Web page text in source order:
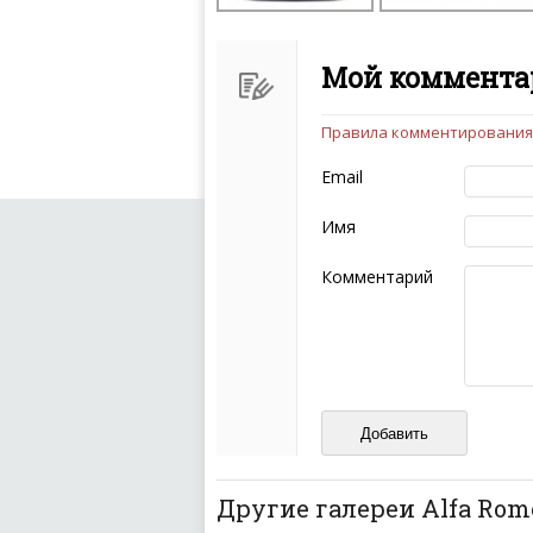
Мой
Чтобы ваш комментарий
следующих правил:
Комментарий не
эмоциональных
Не стоит
Пожалуйста, не
также призывы к
Не размещайте
И запаситесь терпением,
ваш отзыв может
Правила комментирования
Email
Имя
Комментарий
Другие галереи Alfa